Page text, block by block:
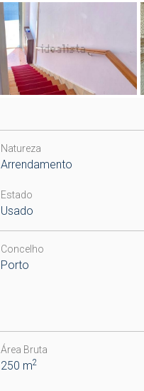
Natureza
Arrendamento
Estado
Usado
Concelho
Porto
Área Bruta
250 m2